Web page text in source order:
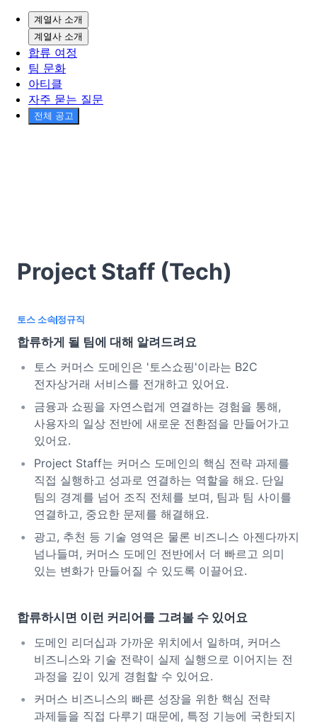
계열사 소개
계열사 소개
합류 여정
팀 문화
아티클
자주 묻는 질문
전체 공고
Project Staff (Tech)
토스 소속정규직
합류하게 될 팀에 대해 알려드려요
토스 커머스 도메인은 '토스쇼핑'이라는 B2C
전자상거래 서비스를 전개하고 있어요.
금융과 쇼핑을 자연스럽게 연결하는 경험을 통해,
사용자의 일상 전반에 새로운 전환점을 만들어가고
있어요.
Project Staff는 커머스 도메인의 핵심 전략 과제를
직접 실행하고 성과로 연결하는 역할을 해요. 단일
팀의 경계를 넘어 조직 전체를 보며, 팀과 팀 사이를
연결하고, 중요한 문제를 해결해요.
광고, 추천 등 기술 영역은 물론 비즈니스 아젠다까지
넘나들며, 커머스 도메인 전반에서 더 빠르고 의미
있는 변화가 만들어질 수 있도록 이끌어요.
합류하시면 이런 커리어를 그려볼 수 있어요
도메인 리더십과 가까운 위치에서 일하며, 커머스
비즈니스와 기술 전략이 실제 실행으로 이어지는 전
과정을 깊이 있게 경험할 수 있어요.
커머스 비즈니스의 빠른 성장을 위한 핵심 전략
과제들을 직접 다루기 때문에, 특정 기능에 국한되지